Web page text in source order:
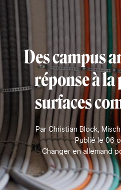
Des campus
réponse à
surfaces
Par Christian Block,
Publié le 06
Changer en allemand